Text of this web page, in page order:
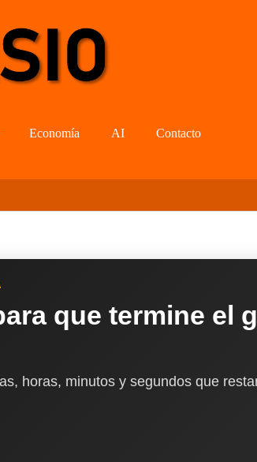
Economía AI Contacto
que termine el
horas, minutos y segundos que